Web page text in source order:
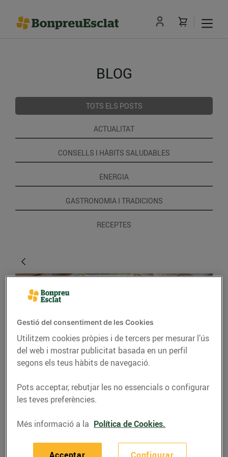
BLOG
TOTS ELS POSTS
ACTUALITAT
CONSELLS I HÀBITS SALUDABLES
ENERGIA
GASTRONOMIA I TRADICIONS
RECEPTES
Pasta amb pesto basilic
i carxofes
Gestió del consentiment de les Cookies
Utilitzem cookies pròpies i de tercers per mesurar l’ús
del web i mostrar publicitat basada en un perfil
segons els teus hàbits de navegació.
Pots acceptar, rebutjar les no essencials o configurar
les teves preferències.
Més informació a la Política de Cookies.